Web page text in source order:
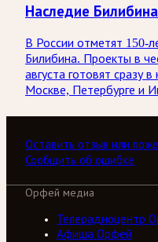
Наследие Билибина
В России отметят 150-
Билибина. Проекты в
августа готовят сразу
Москве, Петербурге и
Оставить отзыв или
Сообщить об ошибке
Орфей медиа
Телерадиоцентр
Афиша Орфей